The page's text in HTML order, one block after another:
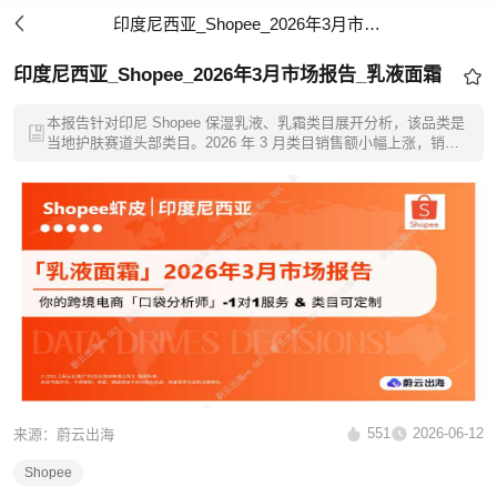
印度尼西亚_Shopee_2026年3月市场报告_乳液面霜
印度尼西亚_Shopee_2026年3月市场报告_乳液面霜
本报告针对印尼 Shopee 保湿乳液、乳霜类目展开分析，该品类是
当地护肤赛道头部类目。2026 年 3 月类目销售额小幅上涨，销量
大牌格局、价格区间与用户行为数据，清晰呈现市场竞争现状，为
印尼美妆跨境卖家提供选品、促销、竞品对标等数据参考。
来源：蔚云出海 551 2026-06-12
Shopee